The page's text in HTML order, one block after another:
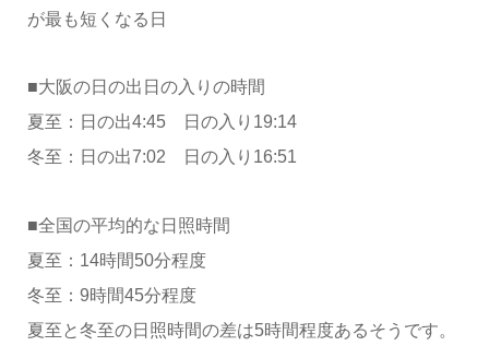
が最も短くなる日
■大阪の日の出日の入りの時間
夏至：日の出4:45 日の入り19:14
冬至：日の出7:02 日の入り16:51
■全国の平均的な日照時間
夏至：14時間50分程度
冬至：9時間45分程度
夏至と冬至の日照時間の差は5時間程度あるそうです。